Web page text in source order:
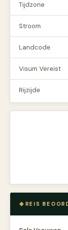
Tijdzone
Stroom
Landcode
Visum Vereist
Rijzijde
REIS